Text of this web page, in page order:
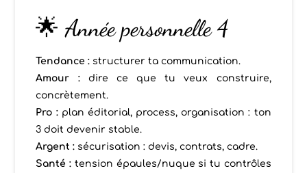
🌟 Année personnelle 4
Tendance : structurer ta communication.
Amour :dire ce que tu veux construire,
concrètement.
Pro :plan éditorial, process, organisation : ton
3 doit devenir stable.
Argent : sécurisation : devis, contrats, cadre.
Santé : tension épaules/nuque si tu contrôles